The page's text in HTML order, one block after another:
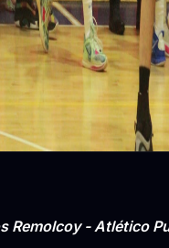
Remolcoy - Atlético